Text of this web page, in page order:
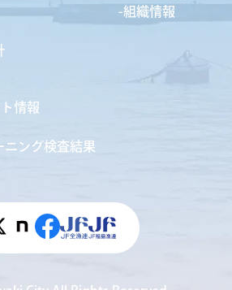
組織情報
情報
ニング検査結果